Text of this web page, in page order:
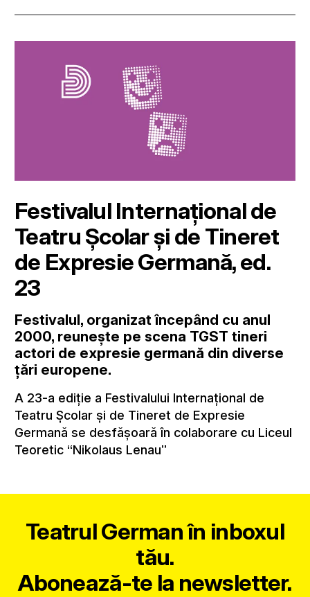
Festivalul Internațional de
Teatru Școlar și de Tineret
de Expresie Germană, ed.
23
Festivalul, organizat începând cu anul
2000, reunește pe scena TGST tineri
actori de expresie germană din diverse
ţări europene.
A 23-a ediție a Festivalului Internaţional de
Teatru Școlar și de Tineret de Expresie
Germană se desfășoară în colaborare cu Liceul
Teoretic “Nikolaus Lenau”
Teatrul German în inboxul
tău.
Abonează-te la newsletter.